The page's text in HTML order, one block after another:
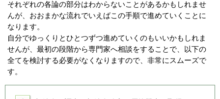
それぞれの各論の部分はわからないことがあるかもしれませ
んが、おおまかな流れでいえばこの手順で進めていくことに
なります。
自分でゆっくりとひとつずつ進めていくのもいいかもしれま
せんが、最初の段階から専門家へ相談をすることで、以下の
全てを検討する必要がなくなりますので、非常にスムーズで
す。